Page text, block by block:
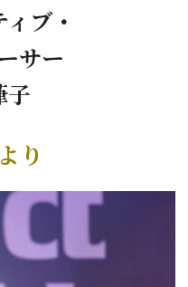
ブ・
サー
子
り